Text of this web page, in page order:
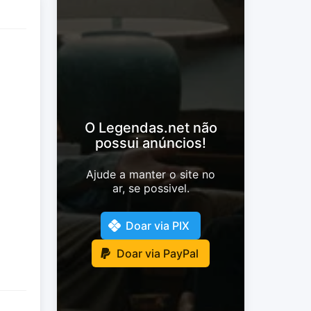
O Legendas.net não
possui anúncios!
Ajude a manter o site no
ar, se possivel.
Doar via PIX
Doar via PayPal